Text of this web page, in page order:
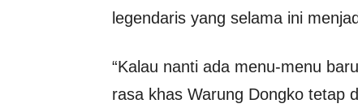
legendaris yang selama ini
“Kalau nanti ada menu-menu
rasa khas Warung Dongko tetap